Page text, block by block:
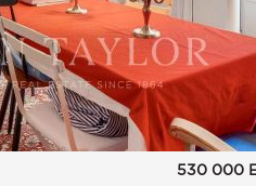
530 000